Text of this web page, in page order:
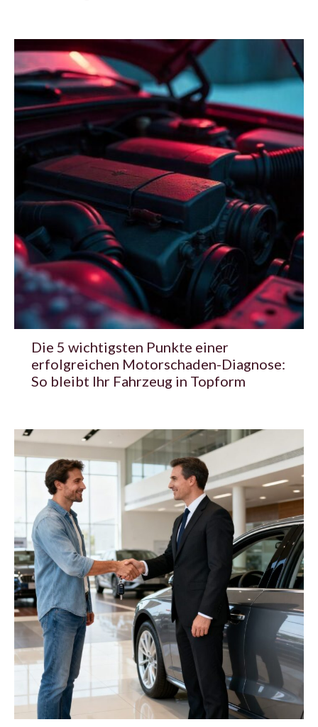
Die 5 wichtigsten Punkte einer
erfolgreichen Motorschaden-Diagnose:
So bleibt Ihr Fahrzeug in Topform